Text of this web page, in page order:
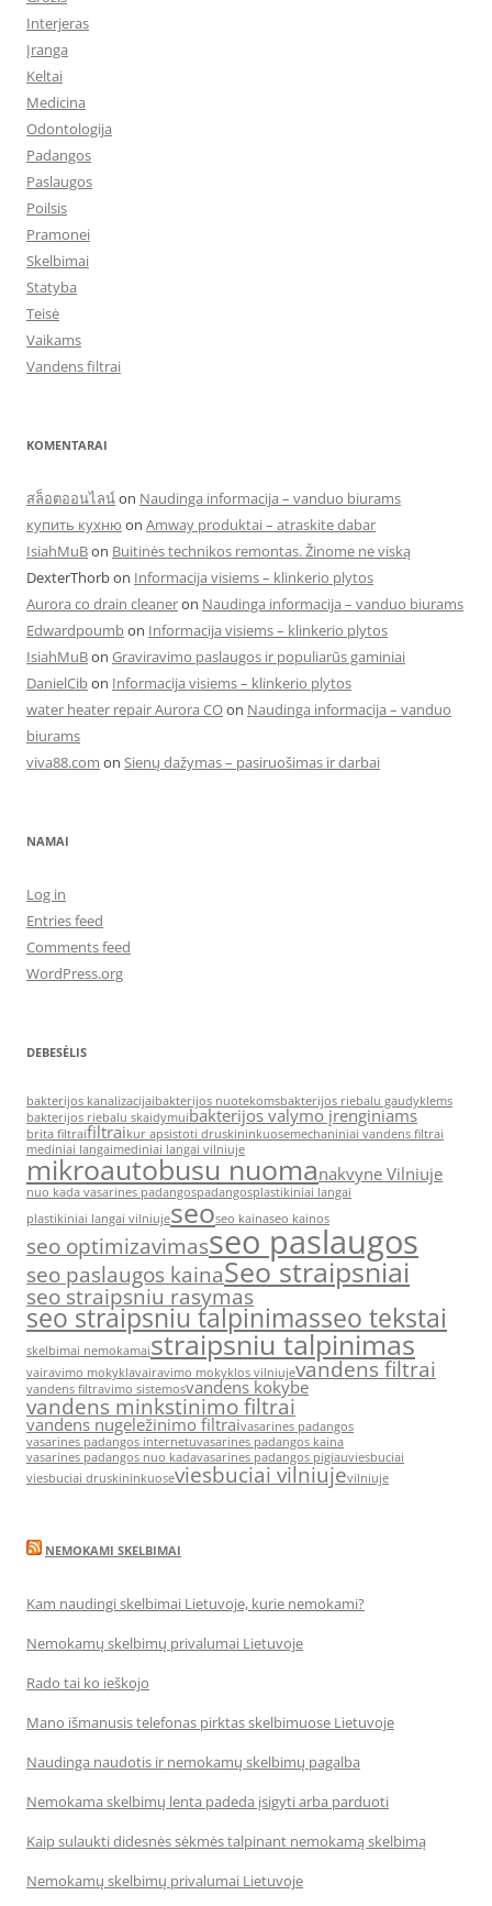
Interjeras
Įranga
Keltai
Medicina
Odontologija
Padangos
Paslaugos
Poilsis
Pramonei
Skelbimai
Statyba
Teisė
Vaikams
Vandens filtrai
KOMENTARAI
สล็อตออนไลน์on Naudinga informacija – vanduo biurams
купить кухню on Amway produktai – atraskite dabar
IsiahMuBon Buitinės technikos remontas. Žinome ne viską
DexterThorbon Informacija visiems – klinkerio plytos
Aurora co drain cleaneron Naudinga informacija – vanduo biurams
Edwardpoumbon Informacija visiems – klinkerio plytos
IsiahMuBon Graviravimo paslaugos ir populiarūs gaminiai
DanielCibon Informacija visiems – klinkerio plytos
water heater repair Aurora COon Naudinga informacija – vanduo
biurams
viva88.com on Sienų dažymas – pasiruošimas ir darbai
NAMAI
Log in
Entries feed
Comments feed
WordPress.org
DEBESĖLIS
bakterijos kanalizacijaibakterijos nuotekomsbakterijos riebalu gaudyklems
bakterijos riebalu skaidymuibakterijos valymo įrenginiams
brita filtraifiltraikur apsistoti druskininkuosemechaniniai vandens filtrai
mediniai langaimediniai langai vilniuje
mikroautobusu nuomanakvyne Vilniuje
nuo kada vasarines padangospadangosplastikiniai langai
plastikiniai langai vilniujeseoseo kainaseo kainos
seo optimizavimasseo paslaugos
seo paslaugos kainaSeo straipsniai
seo straipsniu rasymas
seo straipsniu talpinimasseo tekstai
skelbimai nemokamaistraipsniu talpinimas
vairavimo mokyklavairavimo mokyklos vilniujevandens filtrai
vandens filtravimo sistemosvandens kokybe
vandens minkstinimo filtrai
vandens nugeležinimo filtraivasarines padangos
vasarines padangos internetuvasarines padangos kaina
vasarines padangos nuo kadavasarines padangos pigiauviesbuciai
viesbuciai druskininkuoseviesbuciai vilniujevilniuje
NEMOKAMI SKELBIMAI
Kam naudingi skelbimai Lietuvoje, kurie nemokami?
Nemokamų skelbimų privalumai Lietuvoje
Rado tai ko ieškojo
Mano išmanusis telefonas pirktas skelbimuose Lietuvoje
Naudinga naudotis ir nemokamų skelbimų pagalba
Nemokama skelbimų lenta padeda įsigyti arba parduoti
Kaip sulaukti didesnės sėkmės talpinant nemokamą skelbimą
Nemokamų skelbimų privalumai Lietuvoje